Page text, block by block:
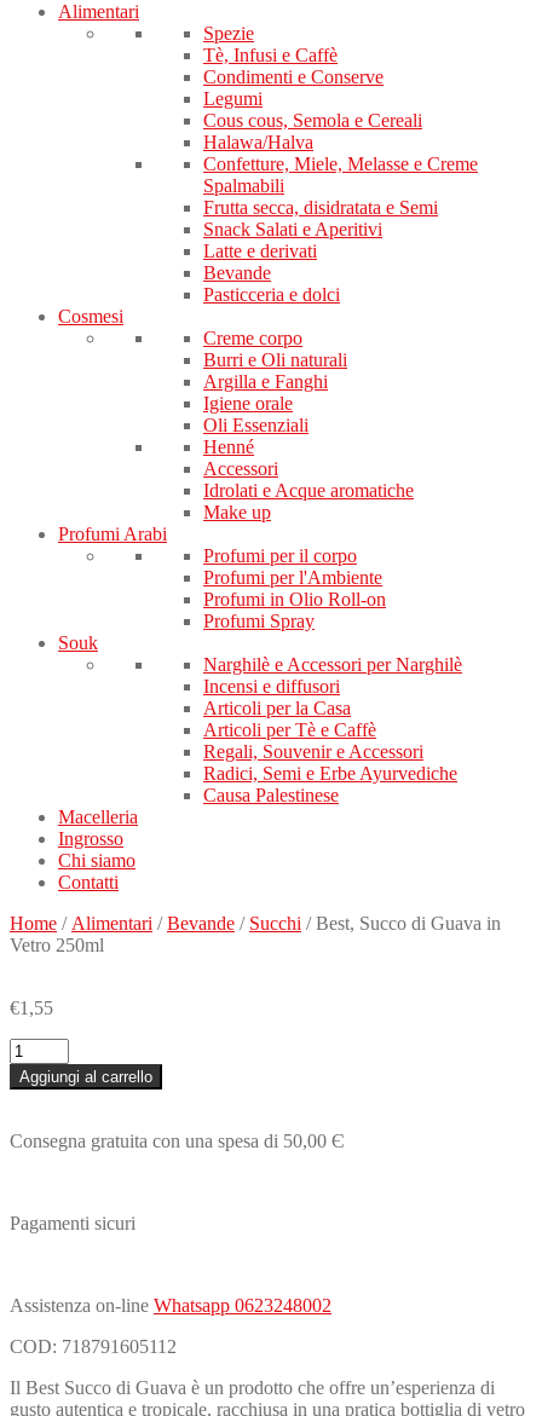
Alimentari
Spezie
Tè, Infusi e Caffè
Condimenti e Conserve
Legumi
Cous cous, Semola e Cereali
Halawa/Halva
Confetture, Miele, Melasse e Creme
Spalmabili
Frutta secca, disidratata e Semi
Snack Salati e Aperitivi
Latte e derivati
Bevande
Pasticceria e dolci
Cosmesi
Creme corpo
Burri e Oli naturali
Argilla e Fanghi
Igiene orale
Oli Essenziali
Henné
Accessori
Idrolati e Acque aromatiche
Make up
Profumi Arabi
Profumi per il corpo
Profumi per l'Ambiente
Profumi in Olio Roll-on
Profumi Spray
Souk
Narghilè e Accessori per Narghilè
Incensi e diffusori
Articoli per la Casa
Articoli per Tè e Caffè
Regali, Souvenir e Accessori
Radici, Semi e Erbe Ayurvediche
Causa Palestinese
Macelleria
Ingrosso
Chi siamo
Contatti
Home / Alimentari /Bevande / Succhi / Best, Succo di Guava in
Vetro 250ml
€1,55
Best,
Succo
di
in
Aggiungi al carrello
Consegna gratuita con una spesa di 50,00 Є
Pagamenti sicuri
Assistenza on-line Whatsapp 0623248002
COD: 718791605112
Il Best Succo di Guava è un prodotto che offre un’esperienza di
gusto autentica e tropicale, racchiusa in una pratica bottiglia di vetro